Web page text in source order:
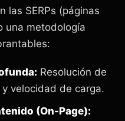
las SERPs (páginas
una metodología
Resolución de
velocidad de carga.
(On-Page):